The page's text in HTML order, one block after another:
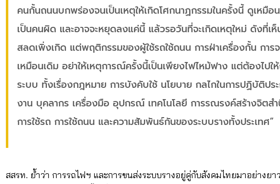
คนกั้นถนนบกพร่องจนเป็นเหตุให้เกิดโศกนาฏกรรมในครั้งนี้ ดูเหมือ
เป็นคนผิด และอาจจะหยุดลงแค่นี้ แล้วรอวันที่จะเกิดเหตุใหม่ ดังที่เ
สลดเพิ่งเกิด แต่พฤติกรรมของผู้ใช้รถใช้ถนน การฝ่าเครื่องกั้น การ
เหมือนเดิม อย่าให้เหตุการณ์ครั้งนี้เป็นเพียงไฟไหม้ฟาง แต่ต้องไป
ระบบ ทั้งเรื่องกฎหมาย การบังคับใช้ นโยบาย กลไกในการปฏิบัติป
งาน บุคลากร เครื่องมือ อุปกรณ์ เทคโนโลยี การรณรงค์สร้างจิตสำ
การใช้รถ การใช้ถนน และความสัมพันธ์กันของระบบรางทั้งประเทศ”
สสรท. ย้ำว่า การรถไฟฯ และการขนส่งระบบรางอยู่คู่กับสังคมไทยมาอย่างย